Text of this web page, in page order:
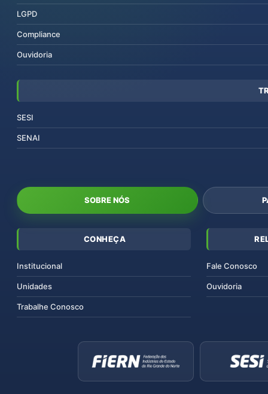
LGPD
Compliance
Ouvidoria
SESI
SENAI
SOBRE NÓS
CONHEÇA
Institucional
Unidades
Trabalhe Conosco
Fale Conosco
Ouvidoria